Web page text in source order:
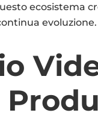
ecosistema
evoluzione.